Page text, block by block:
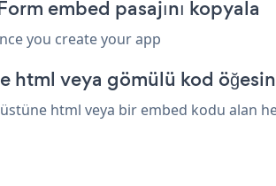
embed pasajını kopyala
you create your app
html veya gömülü kod
html veya bir embed kodu alan